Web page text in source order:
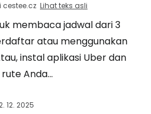
cestee.cz Lihat teks asli
membaca jadwal dari 3
atau menggunakan
instal aplikasi Uber dan
Anda...
12. 2025